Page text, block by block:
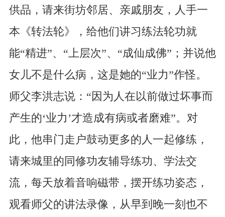
供品，请来街坊邻居、亲戚朋友，人手一
本《转法轮》，给他们讲习练法轮功就
能“精进”、“上层次”、“成仙成佛”；并说他
女儿不是什么病，这是她的“业力”作怪。
师父李洪志说：“因为人在以前做过坏事而
产生的‘业力’才造成有病或者磨难”。对
此，他串门走户鼓动更多的人一起修练，
请来城里的同修功友辅导练功、学法交
流，每天放着音响磁带，摆开练功姿态，
观看师父的讲法录像，从早到晚一刻也不